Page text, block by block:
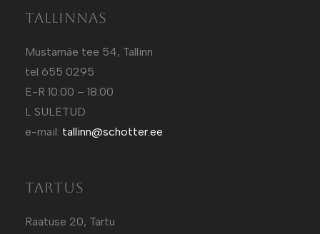
Tallinnas
Mustamäe tee 54, Tallinn
tel 655 0295
E-R 10:00 – 18:00
L SULETUD
e-mail: tallinn@schotter.ee
Tartus
Raatuse 20, Tartu